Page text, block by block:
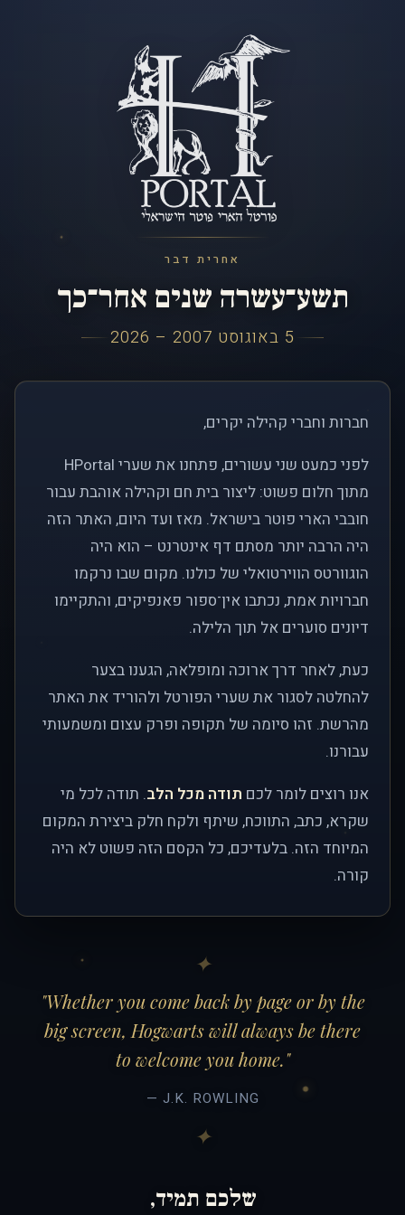
אחרית דבר
תשע־עשרה שנים אחר־כך
5 באוגוסט 2007 – 2026
חברות וחברי קהילה יקרים,
לפני כמעט שני עשורים, פתחנו את שערי HPortal
מתוך חלום פשוט: ליצור בית חם וקהילה אוהבת עבור
חובבי הארי פוטר בישראל. מאז ועד היום, האתר הזה
היה הרבה יותר מסתם דף אינטרנט – הוא היה
הוגוורטס הווירטואלי של כולנו. מקום שבו נרקמו
חברויות אמת, נכתבו אין־ספור פאנפיקים, והתקיימו
דיונים סוערים אל תוך הלילה.
כעת, לאחר דרך ארוכה ומופלאה, הגענו בצער
להחלטה לסגור את שערי הפורטל ולהוריד את האתר
מהרשת. זהו סיומה של תקופה ופרק עצום ומשמעותי
עבורנו.
אנו רוצים לומר לכם תודה מכל הלב. תודה לכל מי
שקרא, כתב, התווכח, שיתף ולקח חלק ביצירת המקום
המיוחד הזה. בלעדיכם, כל הקסם הזה פשוט לא היה
קורה.
"Whether you come back by page or by the
big screen, Hogwarts will always be there
to welcome you home."
— J.K. ROWLING
שלכם תמיד,